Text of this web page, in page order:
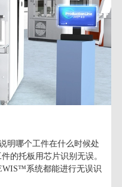
明哪个工件在什么时候处
的托板用芯片识别无误。
系统都能进行无误识